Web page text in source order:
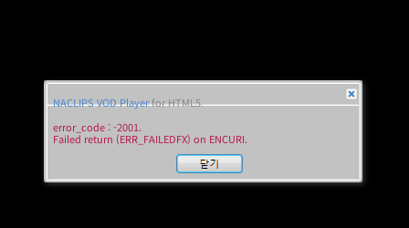
NACLIPS VOD Playerfor HTML5.
error_code : -2001.
Failed return (ERR_FAILEDFX) on ENCURI.